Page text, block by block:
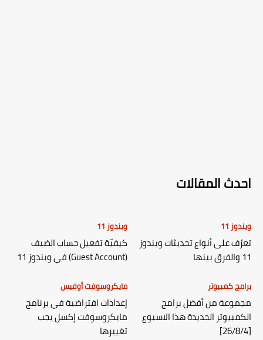
احدث المقالات
ويندوز 11
تعرّف على أنواع تحديثات ويندوز
11 والفرق بينها
ويندوز 11
كيفيّة تفعيل حساب الضيف
(Guest Account) في ويندوز 11
برامج كمبيوتر
مجموعة من أفضل برامج
الكمبيوتر الجديدة هذا الاسبوع
[26/8/4]
مايكروسوفت أوفيس
إعدادات افتراضية في برنامج
مايكروسوفت إكسل يجب
تغييرها